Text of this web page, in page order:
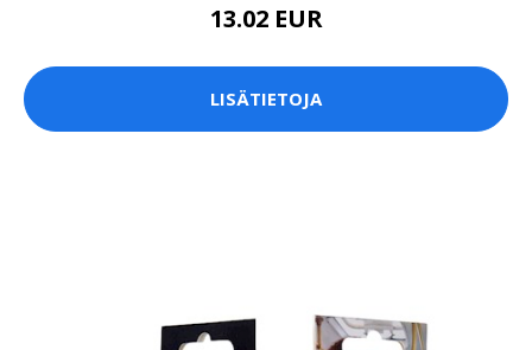
13.02 EUR
LISÄTIETOJA